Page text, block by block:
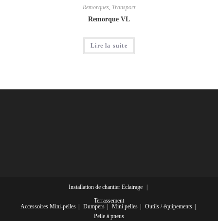
Remorques, Transport
Remorque VL
Lire la suite
Installation de chantier Eclairage
Terrassement
Accessoires Mini-pelles
Dumpers Mini pelles
Outils / équipements
Pelle à pneus